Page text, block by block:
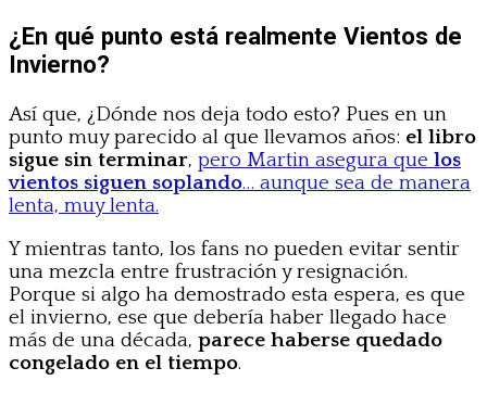
¿En qué punto está realmente Vientos de
Invierno?
Así que, ¿Dónde nos deja todo esto? Pues en un
punto muy parecido al que llevamos años: el libro
sigue sin terminar, pero Martin asegura que los
vientos siguen soplando… aunque sea de manera
lenta, muy lenta.
Y mientras tanto, los fans no pueden evitar sentir
una mezcla entre frustración y resignación.
Porque si algo ha demostrado esta espera, es que
el invierno, ese que debería haber llegado hace
más de una década, parece haberse quedado
congelado en el tiempo.